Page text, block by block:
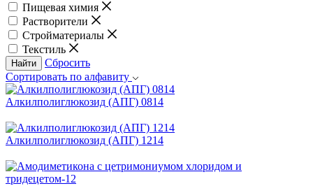
Пищевая химия
Растворители
Стройматериалы
Текстиль
Найти
Сбросить
Сортировать по алфавиту
Алкилполиглюкозид (АПГ) 0814
Алкилполиглюкозид (АПГ) 1214